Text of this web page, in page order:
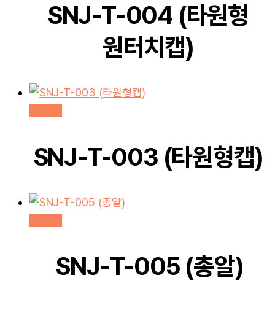
SNJ-T-004 (타원형
원터치캡)
SNJ-T-003 (타원형캡)
SNJ-T-005 (총알)